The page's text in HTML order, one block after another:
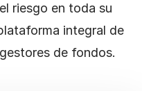
riesgo en toda su
integral de
de fondos.